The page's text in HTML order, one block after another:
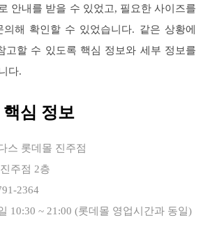
안내를 받을 수 있었고, 필요한 사이즈를
해 확인할 수 있었습니다. 같은 상황에
고할 수 있도록 핵심 정보와 세부 정보를
다.
심 정보
스 롯데몰 진주점
주점 2층
2364
10:30 ~ 21:00 (롯데몰 영업시간과 동일)